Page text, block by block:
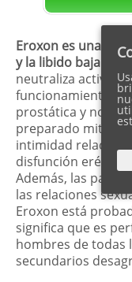
Eroxon es una
y la libido baja en
neutraliza
funcionamiento
prostática y
preparado mitiga
intimidad
disfunción eréctil,
Además, las
las relaciones
Eroxon está
significa que es
hombres de todas
secundarios